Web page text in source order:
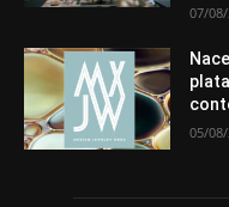
07/
05/